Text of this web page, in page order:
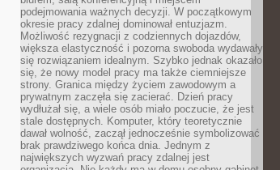
podejmowania ważnych decyzji. W początkowym
okresie pracy zdalnej dominował entuzjazm.
Możliwość rezygnacji z codziennych dojazdów,
większa elastyczność i pozorna swoboda wydawały
się rozwiązaniem idealnym. Szybko jednak okazało
się, że nowy model pracy ma także ciemniejsze
strony. Granica między życiem zawodowym a
prywatnym zaczęła się zacierać. Dzień pracy
wydłużał się, a wiele osób miało poczucie, że jest
stale dostępnych. Komputer, który teoretycznie
dawał wolność, zaczął jednocześnie symbolizować
brak prawdziwego końca dnia. Jednym z
największych wyzwań pracy zdalnej jest